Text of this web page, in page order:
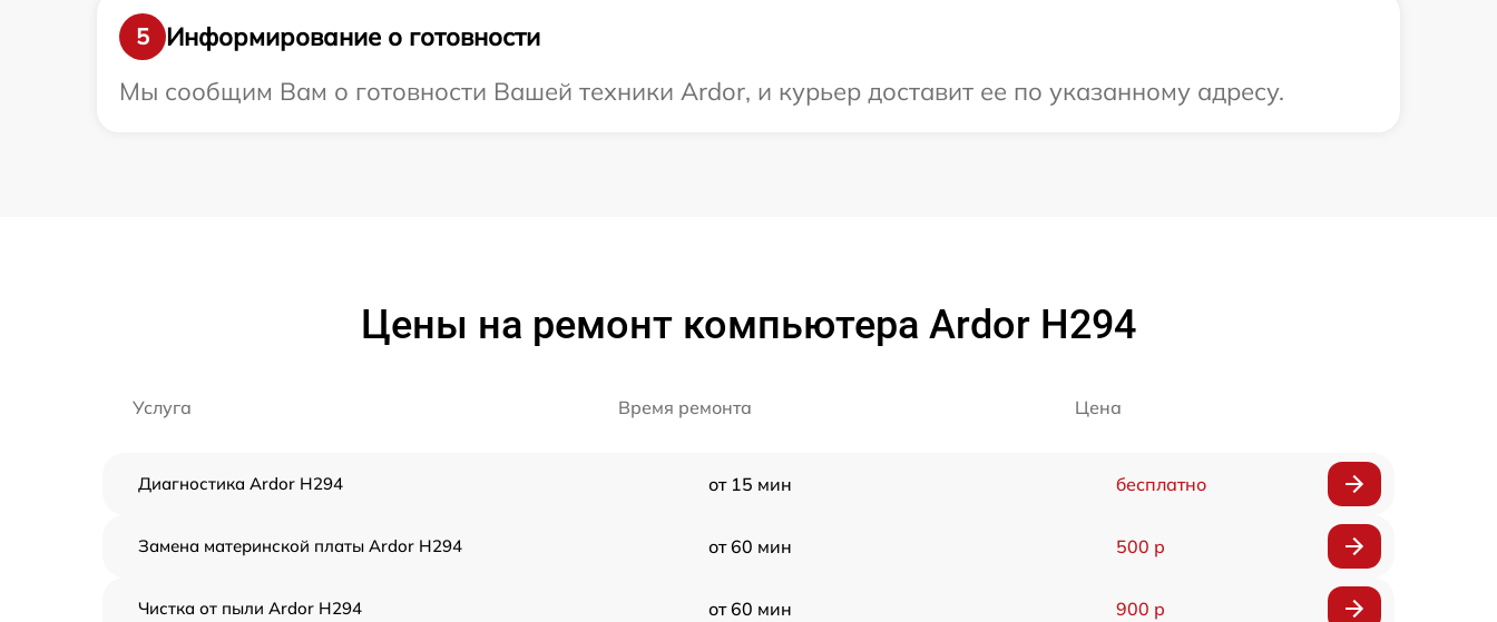
5
Информирование о готовности
Мы сообщим Вам о готовности Вашей техники Ardor, и курьер доставит ее по указанному адресу.
Цены на ремонт компьютера Ardor H294
Услуга Время ремонта Цена
Диагностика Ardor H294 от 15 мин бесплатно
Замена материнской платы Ardor H294 от 60 мин 500 р
Чистка от пыли Ardor H294 от 60 мин 900 р